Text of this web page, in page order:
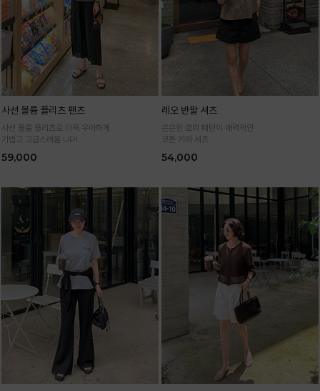
사선 볼륨 플리츠 팬츠
사선 볼륨 플리츠로 더욱 우아하게
가볍고 고급스러움 UP!
59,000
레오 반팔 셔츠
은은한 호피 패턴이 매력적인
코튼 카라 셔츠
54,000